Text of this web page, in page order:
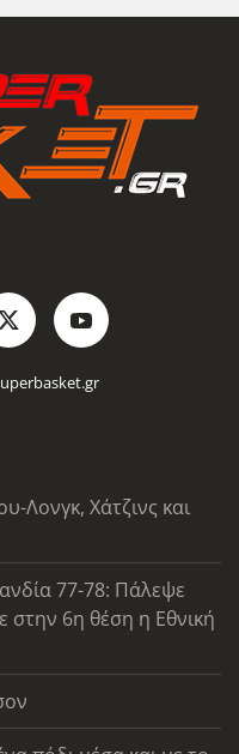
Λονγκ, Χάτζινς και
77-78: Πάλεψε
στην 6η θέση η Εθνική